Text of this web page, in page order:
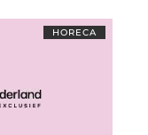
HORECA